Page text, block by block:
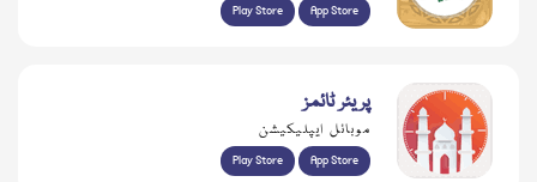
Play Store App Store
پریئر ٹائمز
موبائل ایپلیکیشن
Play Store App Store